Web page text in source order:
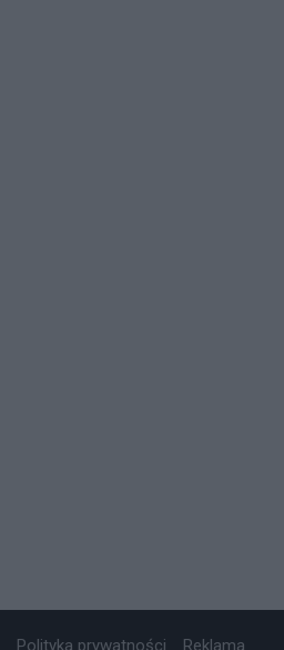
Polityka prywatności Reklama